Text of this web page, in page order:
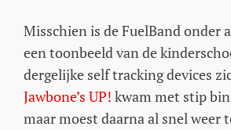
Misschien is de FuelBand onder
een toonbeeld van de
dergelijke self tracking devices
Jawbone’s UP! kwam met stip
maar moest daarna al snel weer